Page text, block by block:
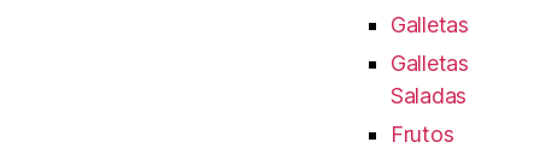
Galletas
Galletas
Saladas
Frutos